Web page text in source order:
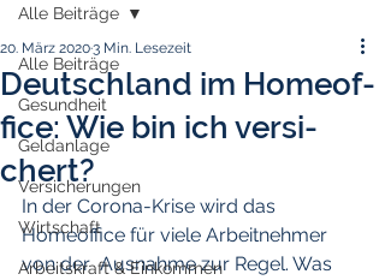
Alle Beiträge
Gesundheit
Geldanlage
Versicherungen
Wirtschaft
Arbeitskraft & Einkommen
Alle Beiträge
Deutsch­land im Home­of­
fice: Wie bin ich ver­si­
chert?
20. März 20203 Min. Lesezeit
In der Corona-Krise wird das
Homeoffice für viele Arbeitnehmer
von der  Ausnahme zur Regel. Was